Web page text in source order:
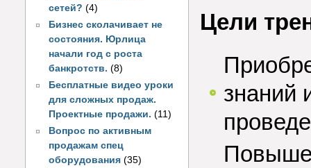
сетей? (4)
Бизнес сколачивает не
состояния. Юрлица
начали год с роста
банкротств. (8)
Бесплатные видео уроки
для сложных продаж.
Проектные продажи. (11)
Вопрос по активным
продажам спец
оборудования (35)
Цели
знаний